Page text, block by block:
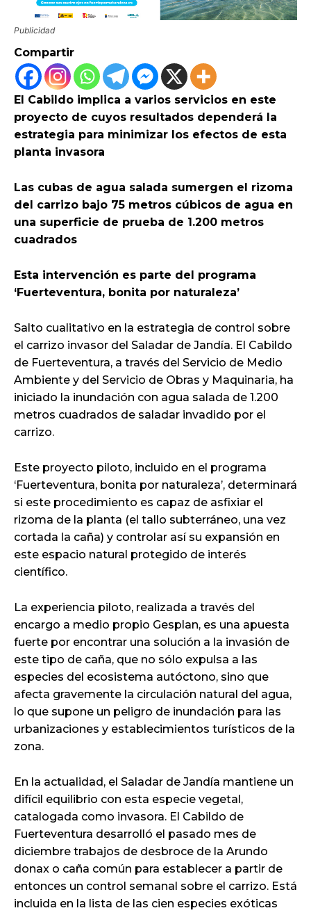
Publicidad
Compartir
El Cabildo implica a varios servicios en este
proyecto de cuyos resultados dependerá la
estrategia para minimizar los efectos de esta
planta invasora
Las cubas de agua salada sumergen el rizoma
del carrizo bajo 75 metros cúbicos de agua en
una superficie de prueba de 1.200 metros
cuadrados
Esta intervención es parte del programa
‘Fuerteventura, bonita por naturaleza’
Salto cualitativo en la estrategia de control sobre
el carrizo invasor del Saladar de Jandía. El Cabildo
de Fuerteventura, a través del Servicio de Medio
Ambiente y del Servicio de Obras y Maquinaria, ha
iniciado la inundación con agua salada de 1.200
metros cuadrados de saladar invadido por el
carrizo.
Este proyecto piloto, incluido en el programa
‘Fuerteventura, bonita por naturaleza’, determinará
si este procedimiento es capaz de asfixiar el
rizoma de la planta (el tallo subterráneo, una vez
cortada la caña) y controlar así su expansión en
este espacio natural protegido de interés
científico.
La experiencia piloto, realizada a través del
encargo a medio propio Gesplan, es una apuesta
fuerte por encontrar una solución a la invasión de
este tipo de caña, que no sólo expulsa a las
especies del ecosistema autóctono, sino que
afecta gravemente la circulación natural del agua,
lo que supone un peligro de inundación para las
urbanizaciones y establecimientos turísticos de la
zona.
En la actualidad, el Saladar de Jandía mantiene un
difícil equilibrio con esta especie vegetal,
catalogada como invasora. El Cabildo de
Fuerteventura desarrolló el pasado mes de
diciembre trabajos de desbroce de la Arundo
donax o caña común para establecer a partir de
entonces un control semanal sobre el carrizo. Está
incluida en la lista de las cien especies exóticas